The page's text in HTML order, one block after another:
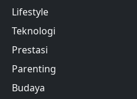
Lifestyle
Teknologi
Prestasi
Parenting
Budaya